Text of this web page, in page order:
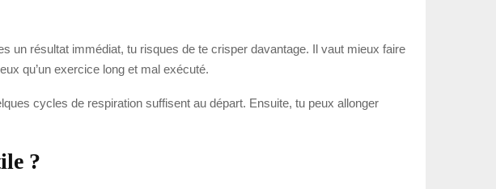
un résultat immédiat, tu risques de te crisper davantage. Il vaut mieux faire
qu’un exercice long et mal exécuté.
cycles de respiration suffisent au départ. Ensuite, tu peux allonger
?